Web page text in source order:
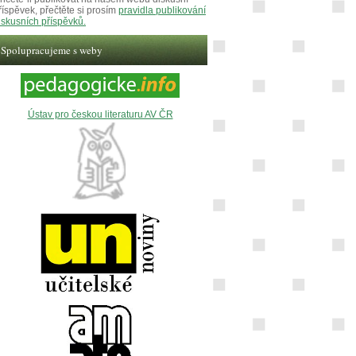
přečtěte si prosím pravidla publikování
příspěvků.
Spolupracujeme s weby
Ústav pro českou literaturu AV ČR